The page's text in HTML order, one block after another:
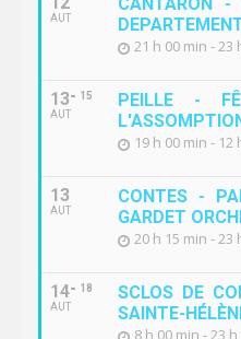
AUT
21 h 00 min - 23
13
AUT
15
PEILLE -
19 h 00 min - 12
13
AUT
CONTES -
GARDET
20 h 15 min - 23
14
AUT
18
SCLOS DE
SAINTE-
8 h 00 min - 23